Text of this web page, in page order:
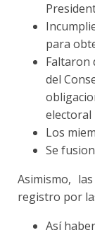
para
Faltaron
del
electoral
Los
Se
Asimismo,
registro por
Así